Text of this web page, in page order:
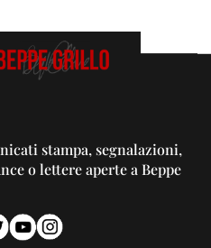
stampa, segnalazioni,
o lettere aperte a Beppe